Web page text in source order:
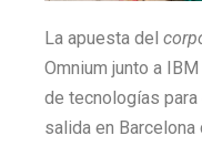
La apuesta del
Omnium junto a
de tecnologías
salida en